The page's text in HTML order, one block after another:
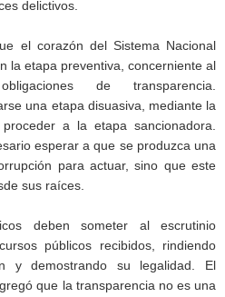
delictivos.
el corazón del Sistema Nacional
la etapa preventiva, concerniente al
de transparencia.
una etapa disuasiva, mediante la
a la etapa sancionadora.
esperar a que se produzca una
para actuar, sino que este
sus raíces.
deben someter al escrutinio
públicos recibidos, rindiendo
y demostrando su legalidad. El
que la transparencia no es una